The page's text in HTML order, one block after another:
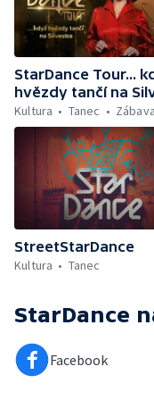
StarDance Tour...
hvězdy tančí na
Kultura
Tanec Zábava
StreetStarDance
Kultura
Tanec
StarDance
Facebook